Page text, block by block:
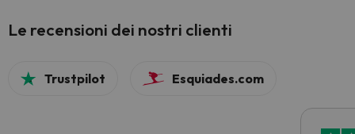
Le recensioni dei nostri clienti
Trustpilot Esquiades.com